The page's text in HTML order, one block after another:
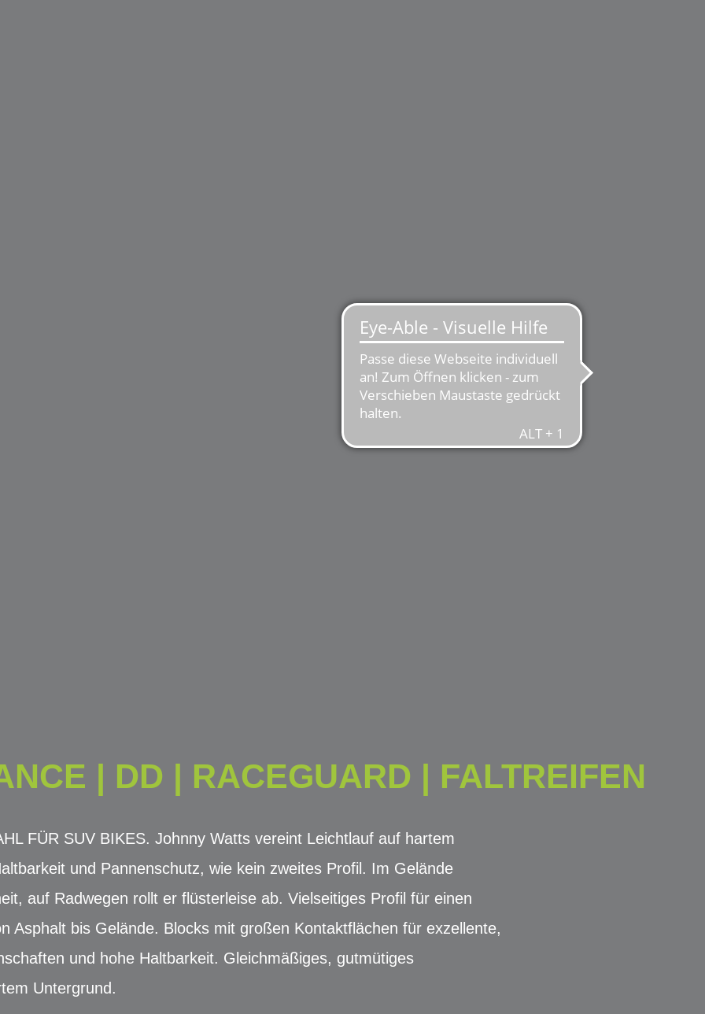
| DD | RACEGUARD | FALTREIFEN
FÜR SUV BIKES. Johnny Watts vereint Leichtlauf auf hartem
und Pannenschutz, wie kein zweites Profil. Im Gelände
auf Radwegen rollt er flüsterleise ab. Vielseitiges Profil für einen
Asphalt bis Gelände. Blocks mit großen Kontaktflächen für exzellente,
und hohe Haltbarkeit. Gleichmäßiges, gutmütiges
Untergrund.